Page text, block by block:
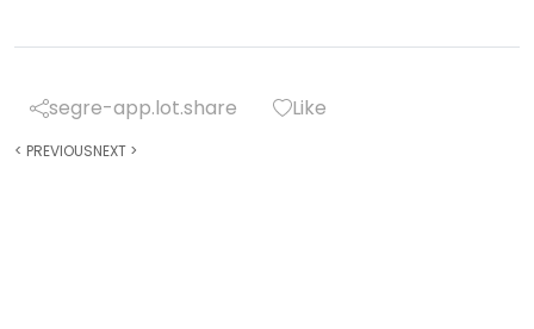
segre-app.lot.share Like
< PREVIOUSNEXT >